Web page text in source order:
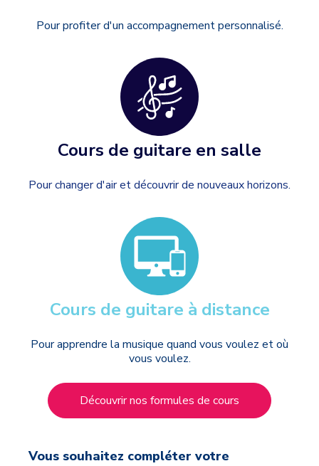
Pour profiter d'un accompagnement personnalisé.
Cours de guitare en salle
Pour changer d'air et découvrir de nouveaux horizons.
Cours de guitare à distance
Pour apprendre la musique quand vous voulez et où
vous voulez.
Découvrir nos formules de cours
Vous souhaitez compléter votre